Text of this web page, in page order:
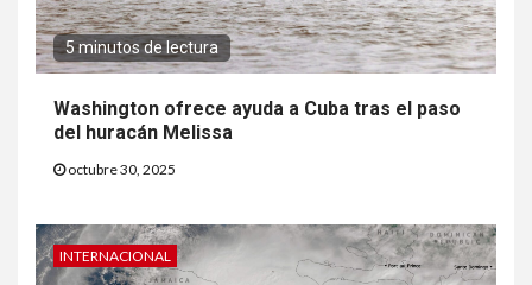
5 minutos de lectura
Washington ofrece ayuda a Cuba tras el paso
del huracán Melissa
octubre 30, 2025
INTERNACIONAL